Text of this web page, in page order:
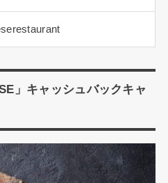
」キャッシュバックキャ